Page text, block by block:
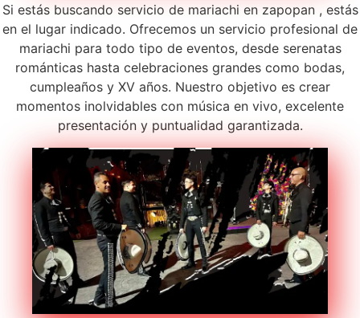
Si estás buscando servicio de mariachi en zapopan , estás
en el lugar indicado. Ofrecemos un servicio profesional de
mariachi para todo tipo de eventos, desde serenatas
románticas hasta celebraciones grandes como bodas,
cumpleaños y XV años. Nuestro objetivo es crear
momentos inolvidables con música en vivo, excelente
presentación y puntualidad garantizada.